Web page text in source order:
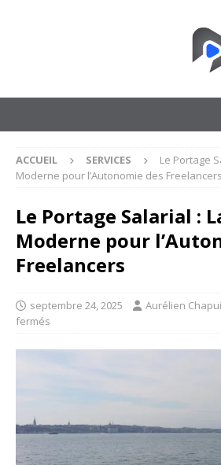
ACCUEIL SERVICES
Le Portage
Moderne pour l’Autonomie des Freelancers
Le Portage Salarial :
Moderne pour
Freelancers
septembre 24, 2025 Aurélien
fermés